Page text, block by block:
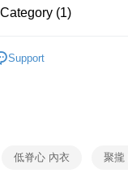
| Free shipping on
| Free shipping on
(1)
Support
低脊心 內衣 聚攏